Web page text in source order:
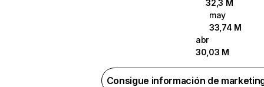
32,3 M
may
33,74 M
abr
30,03 M
Consigue información de